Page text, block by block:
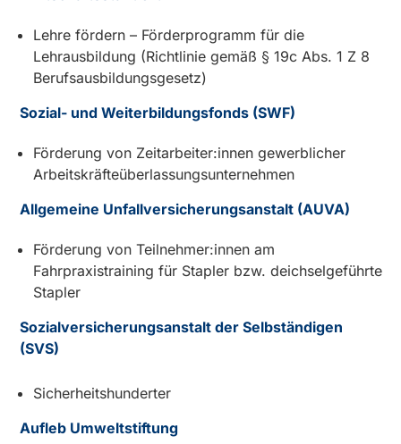
Lehre fördern – Förderprogramm für die
Lehrausbildung (Richtlinie gemäß § 19c Abs. 1 Z 8
Berufsausbildungsgesetz)
Sozial- und Weiterbildungsfonds (SWF)
Förderung von Zeitarbeiter:innen gewerblicher
Arbeitskräfteüberlassungsunternehmen
Allgemeine Unfallversicherungsanstalt (AUVA)
Förderung von Teilnehmer:innen am
Fahrpraxistraining für Stapler bzw. deichselgeführte
Stapler
Sozialversicherungsanstalt der Selbständigen
(SVS)
Sicherheitshunderter
Aufleb Umweltstiftung